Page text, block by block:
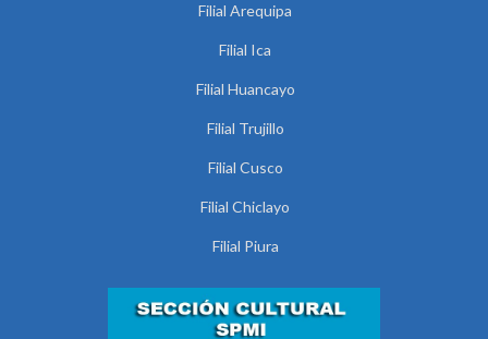
Filial Arequipa
Filial Ica
Filial Huancayo
Filial Trujillo
Filial Cusco
Filial Chiclayo
Filial Piura